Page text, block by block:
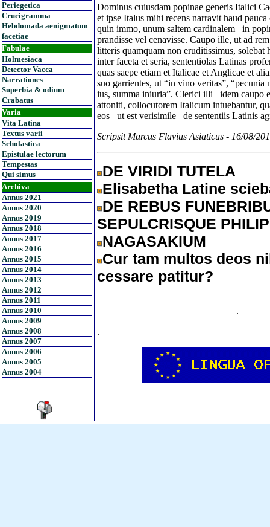
Periegetica
Crucigramma
Hebdomada aenigmatum
facetiae
Fabulae
Holmesiaca
Detector Vacca
Narrationes
Superbia & odium
Crabatus
Varia
Vita Latina
Textus varii
Scholastica
Epistulae lectorum
Tempestas
Qui simus
Archiva
Annus 2021
Annus 2020
Annus 2019
Annus 2018
Annus 2017
Annus 2016
Annus 2015
Annus 2014
Annus 2013
Annus 2012
Annus 2011
Annus 2010
Annus 2009
Annus 2008
Annus 2007
Annus 2006
Annus 2005
Annus 2004
Dominus cuiusdam popinae generis Italici
et ipse Italus mihi recens narravit haud
quin immo, unum saltem cardinalem– in
prandisse vel cenavisse. Caupo ille, ut ad
litteris quamquam non eruditissimus, solebat
inter faceta et seria, sententiolas Latinas
quas saepe etiam et Italicae et Anglicae et
suo garrientes, ut “in vino veritas”, “pecunia
ius, summa iniuria”. Clerici illi –idem caupo
attoniti, collocutorem Italicum intuebantur,
eos –ut est verisimile– de sententiis Latinis
Scripsit Marcus Flavius Asiaticus - 16/08/
DE VIRIDI TUTELA
Elisabetha Latine
DE REBUS
SEPULCRISQUE
NAGASAKIUM
Cur tam multos deos
cessare patitur?
.
.